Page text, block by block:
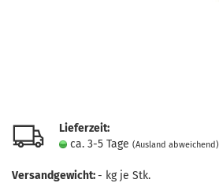
Lieferzeit:
ca. 3-5 Tage (Ausland abweichend)
Versandgewicht:- kg je Stk.